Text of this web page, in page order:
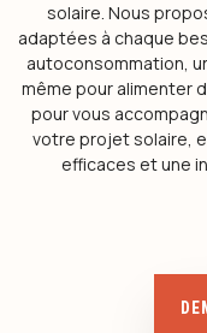
solaire. Nous
adaptées à chaque
autoconsommation,
même pour alimenter
pour vous
votre projet solaire,
efficaces et une